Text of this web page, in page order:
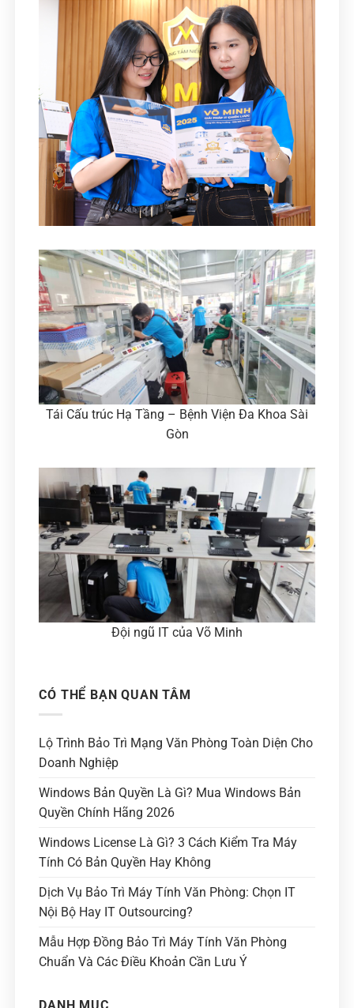
Tái Cấu trúc Hạ Tầng – Bệnh Viện Đa Khoa Sài
Gòn
Đội ngũ IT của Võ Minh
CÓ THỂ BẠN QUAN TÂM
Lộ Trình Bảo Trì Mạng Văn Phòng Toàn Diện Cho
Doanh Nghiệp
Windows Bản Quyền Là Gì? Mua Windows Bản
Quyền Chính Hãng 2026
Windows License Là Gì? 3 Cách Kiểm Tra Máy
Tính Có Bản Quyền Hay Không
Dịch Vụ Bảo Trì Máy Tính Văn Phòng: Chọn IT
Nội Bộ Hay IT Outsourcing?
Mẫu Hợp Đồng Bảo Trì Máy Tính Văn Phòng
Chuẩn Và Các Điều Khoản Cần Lưu Ý